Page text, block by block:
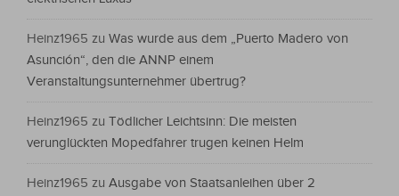
Heinz1965 zu Was wurde aus dem „Puerto Madero von
Asunción“, den die ANNP einem
Veranstaltungsunternehmer übertrug?
Heinz1965 zu Tödlicher Leichtsinn: Die meisten
verunglückten Mopedfahrer trugen keinen Helm
Heinz1965 zu Ausgabe von Staatsanleihen über 2